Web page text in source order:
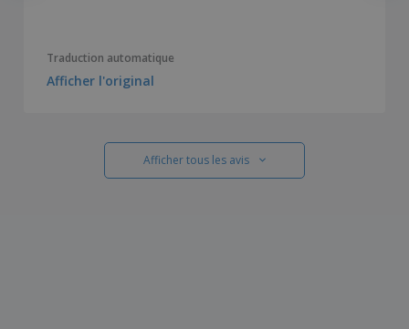
Traduction automatique
Afficher l'original
Afficher tous les avis